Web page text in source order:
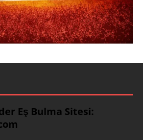
Eş Bulma Sitesi: